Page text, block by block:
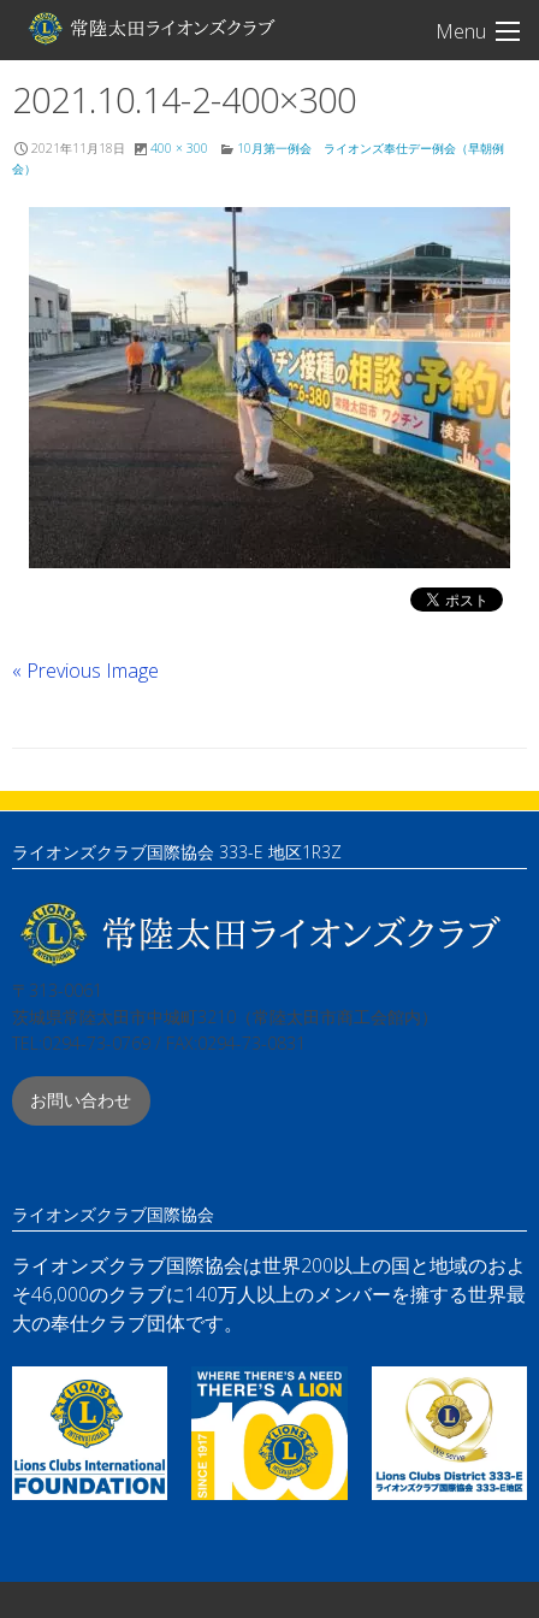
Menu
常陸太田ライオン
2021.10.14-2-400×300
2021年11月18日 400 × 300
10月第一例会 ライオンズ奉仕デー例会（早朝例
会）
« Previous Image
ライオンズクラブ国際協会 333-E 地区1R3Z
〒313-0061
茨城県常陸太田市中城町3210（常陸太田市商工会館内）
TEL:0294-73-0769 / FAX:0294-73-0831
お問い合わせ
ライオンズクラブ国際協会
ライオンズクラブ国際協会は世界200以上の国と地域のおよ
そ46,000のクラブに140万人以上のメンバーを擁する世界最
大の奉仕クラブ団体です。